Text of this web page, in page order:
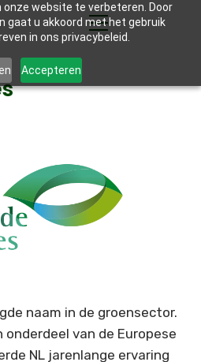
onze website te verbeteren. Door
gaat u akkoord met het gebruik
in ons privacybeleid.
Accepteren
naam in de groensector.
van de Europese
NL jarenlange ervaring